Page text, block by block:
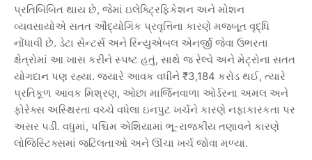
પ્રતિબિંબિત થાય છે, જેમાં ઇલેક્ટ્રિફિકેશન અને મોશન
વ્યવસાયોએ સતત ઔદ્યોગિક પ્રવૃત્તિના કારણે મજબૂત વૃદ્ધિ
નોંધાવી છે. ડેટા સેન્ટર્સ અને રિન્યુએબલ એનર્જી જેવા ઉભરતા
ક્ષેત્રોમાં આ ખાસ કરીને સ્પષ્ટ હતું, સાથે જ રેલ્વે અને મેટ્રોના સતત
યોગદાન પણ રહ્યા. જ્યારે આવક વધીને ₹3,184 કરોડ થઈ, ત્યારે
પ્રતિકૂળ આવક મિશ્રણ, ઓછા માર્જિનવાળા ઓર્ડરના અમલ અને
ફોરેક્સ અસ્થિરતા વચ્ચે વધેલા ઇનપુટ ખર્ચને કારણે નફાકારકતા પર
અસર પડી. વધુમાં, પશ્ચિમ એશિયામાં ભૂ-રાજકીય તણાવને કારણે
લોજિસ્ટિક્સમાં જટિલતાઓ અને ઊંચા ખર્ચ જોવા મળ્યા.